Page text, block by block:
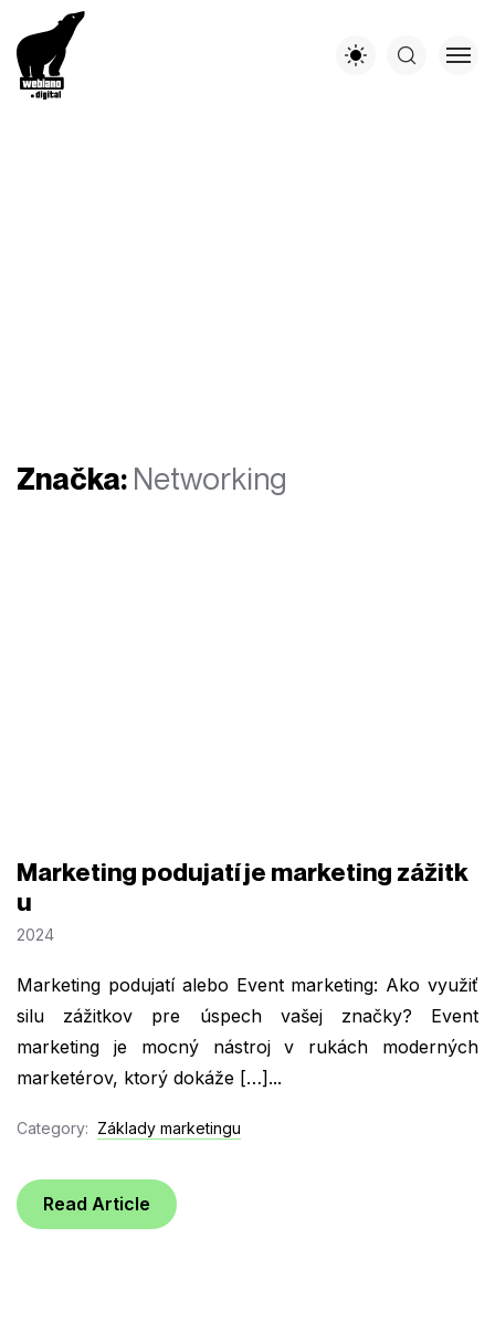
Značka: Networking
Marketing podujatí je marketing zážitk
u
2024
Marketing podujatí alebo Event marketing: Ako využiť
silu zážitkov pre úspech vašej značky? Event
marketing je mocný nástroj v rukách moderných
marketérov, ktorý dokáže […]...
Category: Základy marketingu
Read Article